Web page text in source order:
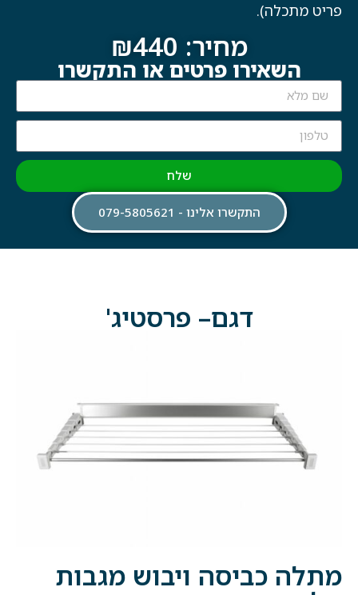
פריט מתכלה).
מחיר: ₪440
השאירו פרטים או התקשרו
שלח
התקשרו אלינו - 079-5805621
דגם– פרסטיג'
מתלה כביסה ויבוש מגבות